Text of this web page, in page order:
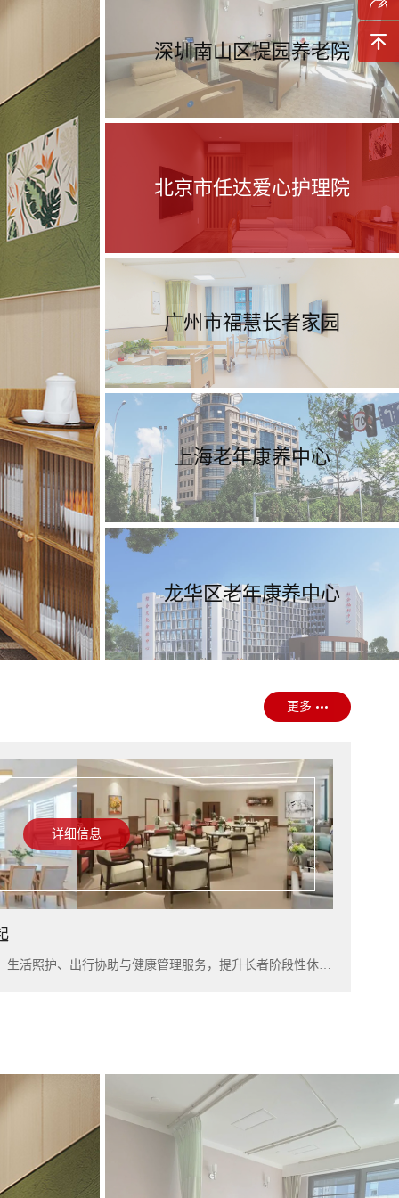
深圳南山区提园养老院
北京市任达爱心护理院
广州市福慧长者家园
上海老年康养中心
龙华区老年康养中心
更多
详细信息
预约参
观
返回顶
部